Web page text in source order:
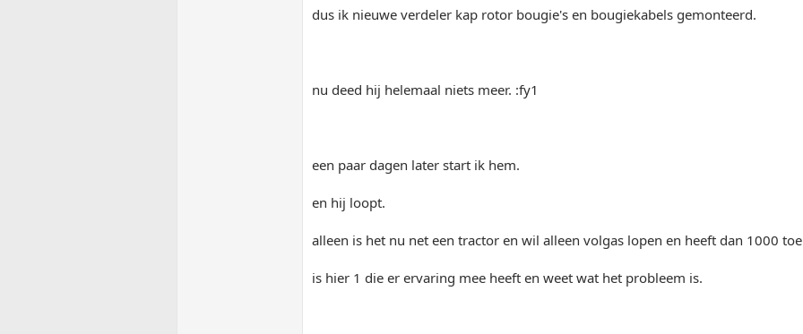
dus ik nieuwe verdeler kap rotor bougie's en bougiekabels gemonteerd.
nu deed hij helemaal niets meer. :fy1
een paar dagen later start ik hem.
en hij loopt.
alleen is het nu net een tractor en wil alleen volgas lopen en heeft dan 1000
is hier 1 die er ervaring mee heeft en weet wat het probleem is.